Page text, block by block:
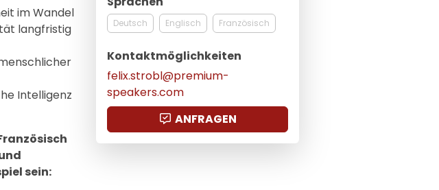
im Wandel
langfristig
Intelligenz
sein:
Deutsch Englisch Französisch
Kontaktmöglichkeiten
felix.strobl@premium-
speakers.com
ANFRAGEN